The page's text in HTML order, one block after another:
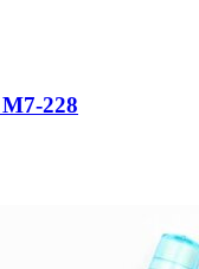
228